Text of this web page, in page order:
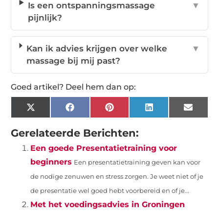
Is een ontspanningsmassage
pijnlijk?
▼
Kan ik advies krijgen over welke
massage bij mij past?
▼
Goed artikel? Deel hem dan op:
X
(Twitter)
FacebookPinterestLinkedInEmail
Gerelateerde Berichten:
Een goede Presentatietraining voor
beginners Een presentatietraining geven kan voor
de nodige zenuwen en stress zorgen. Je weet niet of je
de presentatie wel goed hebt voorbereid en of je...
Met het voedingsadvies in Groningen